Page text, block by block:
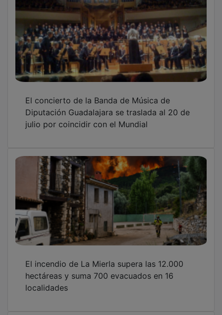
El concierto de la Banda de Música de
Diputación Guadalajara se traslada al 20 de
julio por coincidir con el Mundial
El incendio de La Mierla supera las 12.000
hectáreas y suma 700 evacuados en 16
localidades